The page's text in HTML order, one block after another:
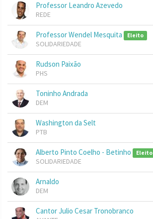
Professor Leandro Azevedo
REDE
Professor Wendel Mesquita Eleito
SOLIDARIEDADE
Rudson Paixão
PHS
Toninho Andrada
DEM
Washington da Selt
PTB
Alberto Pinto Coelho - Betinho Eleito
SOLIDARIEDADE
Arnaldo
DEM
Cantor Julio Cesar Tronobranco